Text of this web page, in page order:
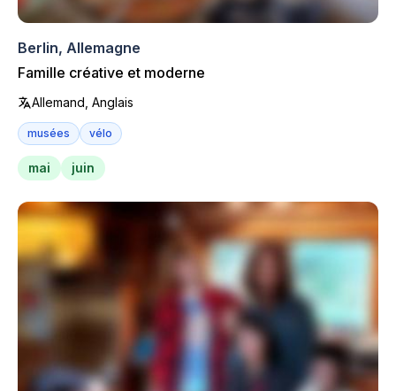
Berlin, Allemagne
Famille créative et moderne
Allemand, Anglais
musées vélo
mai juin